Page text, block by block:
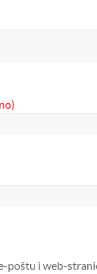
poštu i web-